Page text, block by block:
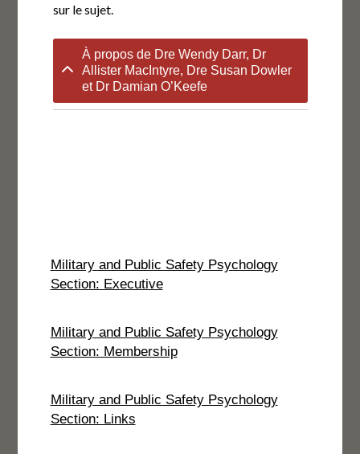
sur le sujet.
À propos de Dre Wendy Darr, Dr
Allister MacIntyre, Dre Susan Dowler
et Dr Damian O’Keefe
Military and Public Safety Psychology
Section: Executive
Military and Public Safety Psychology
Section: Membership
Military and Public Safety Psychology
Section: Links